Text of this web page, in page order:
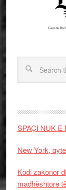
SPAÇI NUK E
New York,
Kodi zakonor
madhështore